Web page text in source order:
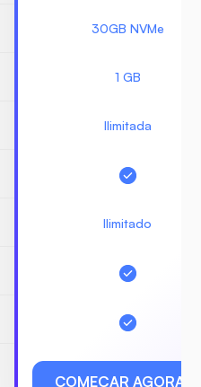
30GB NVMe
1 GB
Ilimitada
Ilimitado
COMEÇAR AGORA